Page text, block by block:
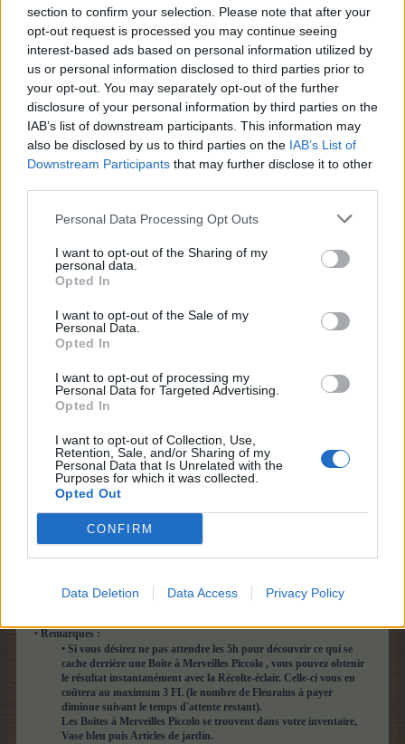
section to confirm your selection. Please note that after your
opt-out request is processed you may continue seeing
interest-based ads based on personal information utilized by
us or personal information disclosed to third parties prior to
your opt-out. You may separately opt-out of the further
disclosure of your personal information by third parties on the
IAB’s list of downstream participants. This information may
also be disclosed by us to third parties on the IAB’s List of
Downstream Participants that may further disclose it to other
Personal Data Processing Opt Outs
I want to opt-out of the Sharing of my
personal data.
Opted In
I want to opt-out of the Sale of my
Personal Data.
Opted In
I want to opt-out of processing my
Personal Data for Targeted Advertising.
Opted In
I want to opt-out of Collection, Use,
Retention, Sale, and/or Sharing of my
Personal Data that Is Unrelated with the
Purposes for which it was collected.
Opted Out
CONFIRM
Data Deletion Data Access Privacy Policy
Le chapeau magique (+)
Mélodie florale (+)
Ombrelle à pois
Piège à hamster
Trésor du mort-vivant
Il existe 6 Packs de Boites à Merveilles Piccolo.
Vous ne pouvez acheter les Packs qu'une fois par compte.
LaBoite à Merveilles Piccolo - 60 FL(Voir détail ci-dessus)
LaBoite à Merveilles Piccolo S - 170 FLdonne3 Boites à Merveilles
Piccolo
Piccolo
Piccolo
Boite à Merveilles Piccolo XL - 685 FL
Boite à Merveilles Piccolo XXL - 865 FL donne
17 Boites à Merveilles
Piccolo
Boîte à Merveilles Piccolo
• Remarques :
• Si vous désirez ne pas attendre les 5h pour découvrir ce qui se
cache derrière une Boîte à Merveilles Piccolo , vous pouvez obtenir
le résultat instantanément avec la Récolte-éclair. Celle-ci vous en
coûtera au maximum 3 FL (le nombre de Fleurains à payer
diminue suivant le temps d'attente restant).
Les Boites à Merveilles Piccolo se trouvent dans votre inventaire,
Vase bleu puis Articles de jardin.​